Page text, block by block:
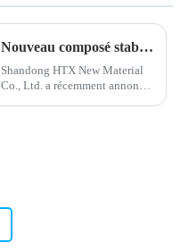
Nouveau composé stabilisant au plomb développé pour des produits améliorés
Shandong HTX New Material
Co., Ltd. a récemment annoncé